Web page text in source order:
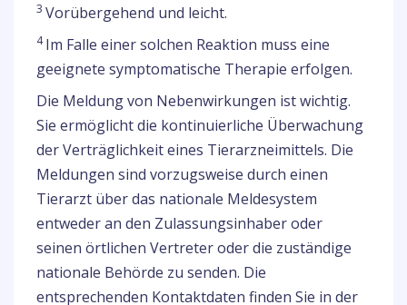
3 Vorübergehend und leicht.
4Im Falle einer solchen Reaktion muss eine
geeignete symptomatische Therapie erfolgen.
Die Meldung von Nebenwirkungen ist wichtig.
Sie ermöglicht die kontinuierliche Überwachung
der Verträglichkeit eines Tierarzneimittels. Die
Meldungen sind vorzugsweise durch einen
Tierarzt über das nationale Meldesystem
entweder an den Zulassungsinhaber oder
seinen örtlichen Vertreter oder die zuständige
nationale Behörde zu senden. Die
entsprechenden Kontaktdaten finden Sie in der